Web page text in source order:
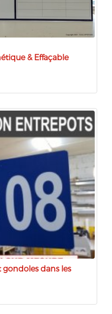
& Effaçable
gondoles dans les